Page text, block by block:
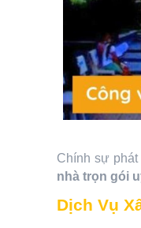
Chính sự
nhà trọn gói
Dịch Vụ